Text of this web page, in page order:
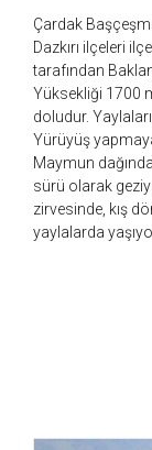
Çardak
Dazkırı ilçeleri
tarafından
Yüksekliği 1700
doludur.
Yürüyüş
Maymun
sürü olarak
zirvesinde, kış
yaylalarda